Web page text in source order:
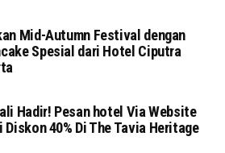
Mid-Autumn Festival dengan
Spesial dari Hotel Ciputra
Hadir! Pesan hotel Via Website
Diskon 40% Di The Tavia Heritage